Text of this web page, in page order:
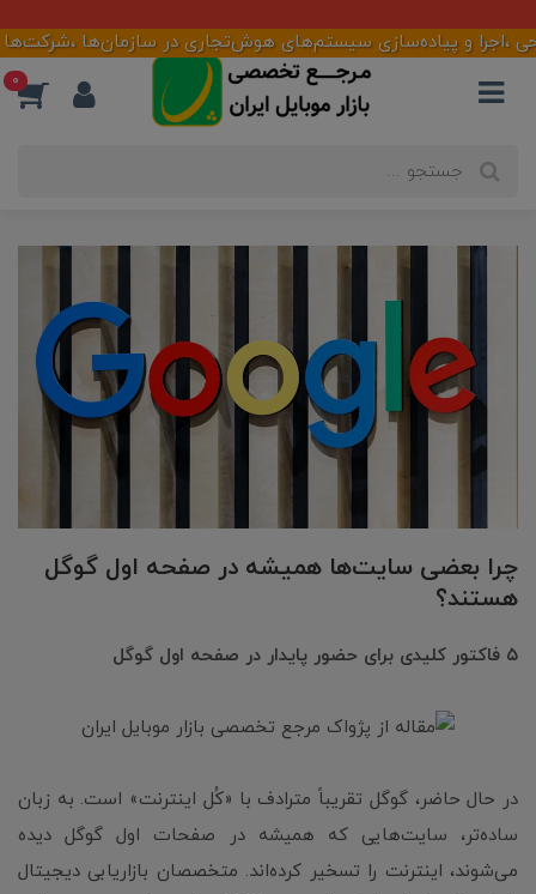
پیاده‌سازی سیستم‌های هوش‌تجاری در سازمان‌ها ،شرکت‌ها و
0
چرا بعضی سایت‌ها همیشه در صفحه اول گوگل
هستند؟
۵ فاکتور کلیدی برای حضور پایدار در صفحه اول گوگل
در حال حاضر، گوگل تقریباً مترادف با «کُل اینترنت» است. به زبان
ساده‌تر، سایت‌هایی که همیشه در صفحات اول گوگل دیده
می‌شوند، اینترنت را تسخیر کرده‌اند. متخصصان بازاریابی دیجیتال